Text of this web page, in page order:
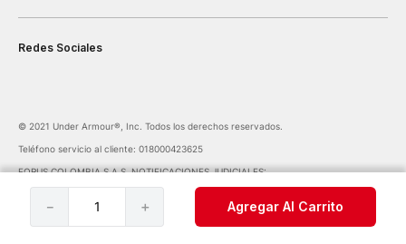
＋
－ Agregar Al Carrito
Redes Sociales
©️ 2021 Under Armour®️, Inc. Todos los derechos reservados.
Teléfono servicio al cliente: 018000423625
FORUS COLOMBIA S.A.S. NOTIFICACIONES JUDICIALES:
notificaciones@forus.com.co
| Av. Carrera 45 Nº 108-27 BOGOTÁ COLOMBIA